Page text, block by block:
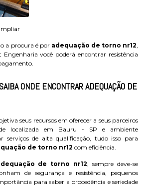
a procura é por adequação de torno nr12,
Engenharia você poderá encontrar resistência
ONDE ENCONTRAR ADEQUAÇÃO DE
seus recursos em oferecer a seus parceiros
localizada em Bauru - SP e ambiente
serviços de alta qualificação, tudo isso para
de torno nr12 com eficiência.
de torno nr12, sempre deve-se
de segurança e resistência, pequenos
para saber a procedência e seriedade